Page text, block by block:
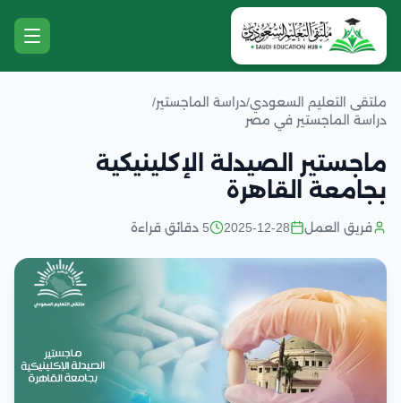
ملتقى التعليم السعودي/دراسة الماجستير/
دراسة الماجستير في مصر
ماجستير الصيدلة الإكلينيكية
بجامعة القاهرة
فريق العمل 2025-12-28 5 دقائق قراءة